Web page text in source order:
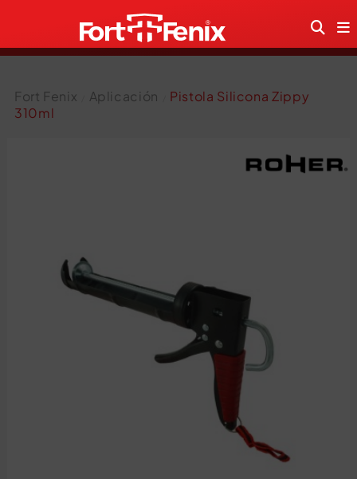
Fort Fenix Aplicación
Pistola Silicona Zippy
310ml